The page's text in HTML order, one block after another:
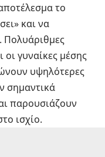
το
και να
Πολυάριθμες
οι γυναίκες μέσης
υψηλότερες
σημαντικά
παρουσιάζουν
ισχίο.